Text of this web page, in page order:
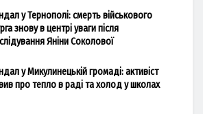
у Тернополі: смерть військового
знову в центрі уваги після
Яніни Соколової
у Микулинецькій громаді: активіст
про тепло в раді та холод у школах